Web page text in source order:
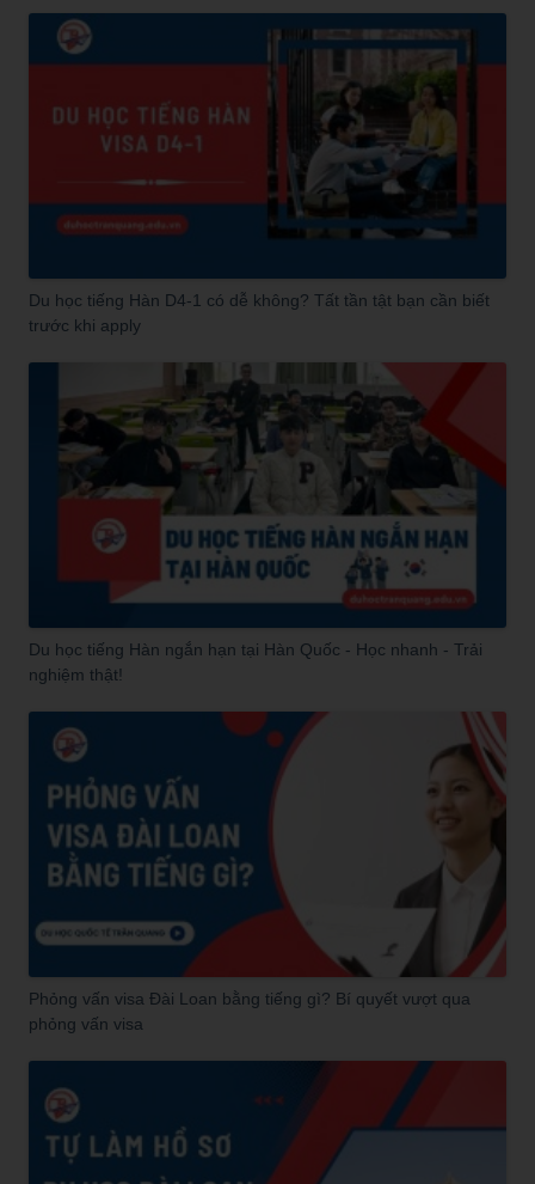
Du học tiếng Hàn D4-1 có dễ không? Tất tần tật bạn cần biết
trước khi apply
Du học tiếng Hàn ngắn hạn tại Hàn Quốc - Học nhanh - Trải
nghiệm thật!
Phỏng vấn visa Đài Loan bằng tiếng gì? Bí quyết vượt qua
phỏng vấn visa